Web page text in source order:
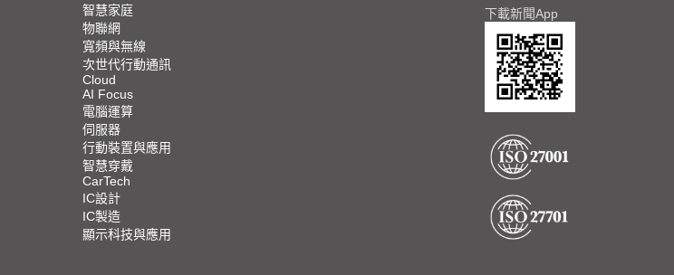
智慧家庭
物聯網
寬頻與無線
次世代行動通訊
Cloud
AI Focus
電腦運算
伺服器
行動裝置與應用
智慧穿戴
CarTech
IC設計
IC製造
顯示科技與應用
下載新聞App